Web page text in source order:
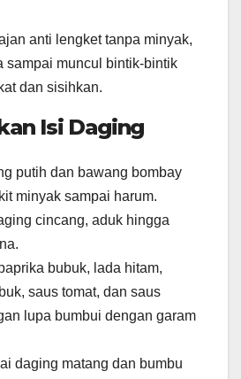
anti lengket tanpa minyak,
sampai muncul bintik-bintik
dan sisihkan.
Isi Daging
putih dan bawang bombay
minyak sampai harum.
cincang, aduk hingga
bubuk, lada hitam,
saus tomat, dan saus
lupa bumbui dengan garam
daging matang dan bumbu